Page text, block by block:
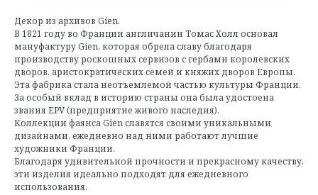
Декор из архивов Gien.
В 1821 году во Франции англичанин Томас Холл основал
мануфактуру Gien, которая обрела славу благодаря
производству роскошных сервизов с гербами королевских
дворов, аристократических семей и княжих дворов Европы.
Эта фабрика стала неотъемлемой частью культуры Франции.
За особый вклад в историю страны она была удостоена
звания EPV (предприятие живого наследия).
Коллекции фаянса Gien славятся своими уникальными
дизайнами, ежедневно над ними работают лучшие
художники Франции.
Благодаря удивительной прочности и прекрасному качеству,
эти изделия идеально подходят для ежедневного
использования.